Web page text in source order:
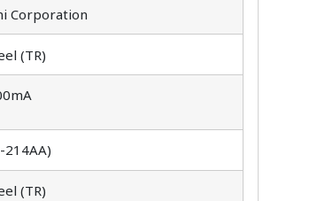
Corporation
(TR)
214AA)
(TR)